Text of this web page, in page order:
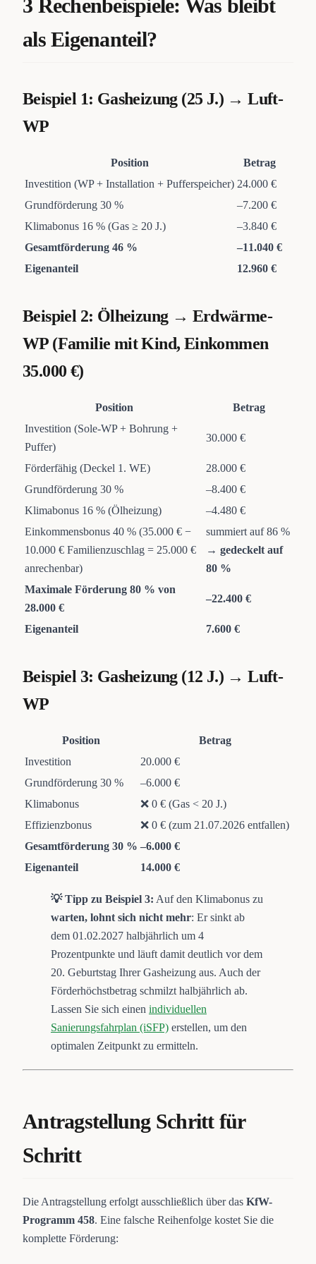
3 Rechenbeispiele: Was bleibt
als Eigenanteil?
Beispiel 1: Gasheizung (25 J.) → Luft-
WP
Position
Betrag
Investition (WP + Installation + Pufferspeicher) 24.000 €
Grundförderung 30 %
–7.200 €
Klimabonus 16 % (Gas ≥ 20 J.)
–3.840 €
Gesamtförderung 46 %
–11.040 €
Eigenanteil
12.960 €
Beispiel 2: Ölheizung → Erdwärme-
WP (Familie mit Kind, Einkommen
35.000 €)
Position
Betrag
Investition (Sole-WP + Bohrung +
Puffer)
30.000 €
Förderfähig (Deckel 1. WE)
28.000 €
Grundförderung 30 %
–8.400 €
Klimabonus 16 % (Ölheizung)
–4.480 €
Einkommensbonus 40 % (35.000 € −
10.000 € Familienzuschlag = 25.000 €
anrechenbar)
summiert auf 86 %
→ gedeckelt auf
80 %
Maximale Förderung 80 % von
28.000 €
–22.400 €
Eigenanteil 7.600 €
Beispiel 3: Gasheizung (12 J.) → Luft-
WP
Position
Betrag
Investition
20.000 €
Grundförderung 30 %
–6.000 €
Klimabonus
❌ 0 € (Gas < 20 J.)
Effizienzbonus
❌ 0 € (zum 21.07.2026 entfallen)
Gesamtförderung 30 % –6.000 €
Eigenanteil
14.000 €
💡 Tipp zu Beispiel 3: Auf den Klimabonus zu
warten, lohnt sich nicht mehr: Er sinkt ab
dem 01.02.2027 halbjährlich um 4
Prozentpunkte und läuft damit deutlich vor dem
20. Geburtstag Ihrer Gasheizung aus. Auch der
Förderhöchstbetrag schmilzt halbjährlich ab.
Lassen Sie sich einen individuellen
Sanierungsfahrplan (iSFP) erstellen, um den
optimalen Zeitpunkt zu ermitteln.
Antragstellung Schritt für
Schritt
Die Antragstellung erfolgt ausschließlich über das KfW-
Programm 458. Eine falsche Reihenfolge kostet Sie die
komplette Förderung: